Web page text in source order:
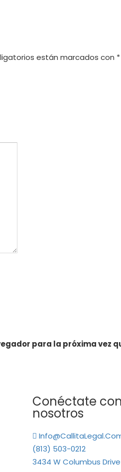
están marcados con *
para la próxima vez
Conéctate con
nosotros
(813) 503-0212
3434 W Columbus